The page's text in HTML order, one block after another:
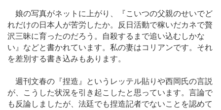
娘の写真がネットに上がり、『こいつの父親のせいでど
れだけの日本人が苦労したか。反日活動で稼いだカネで贅
沢三昧に育ったのだろう。自殺するまで追い込むしかな
い』などと書かれています。私の妻はコリアンです。それ
を差別する書き込みもあります。
週刊文春の『捏造』というレッテル貼りや西岡氏の言説
が、こうした状況を引き起こしたと思っています。言論で
も反論しましたが、法廷でも捏造記者でないことを認めて